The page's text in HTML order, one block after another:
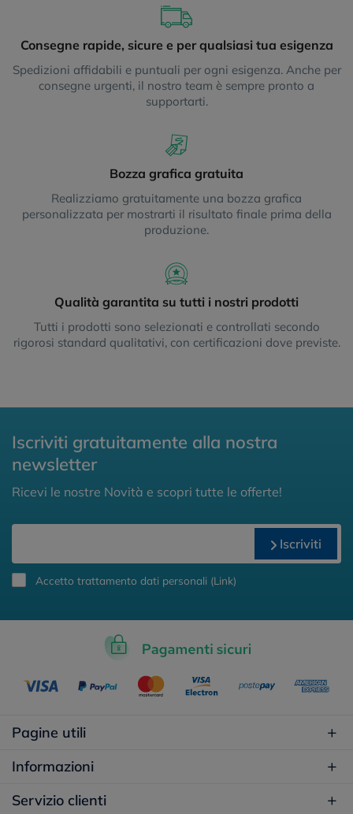
Consegne rapide, sicure e per qualsiasi tua esigenza
Spedizioni affidabili e puntuali per ogni esigenza. Anche per
consegne urgenti, il nostro team è sempre pronto a
supportarti.
Bozza grafica gratuita
Realizziamo gratuitamente una bozza grafica
personalizzata per mostrarti il risultato finale prima della
produzione.
Qualità garantita su tutti i nostri prodotti
Tutti i prodotti sono selezionati e controllati secondo
rigorosi standard qualitativi, con certificazioni dove previste.
Iscriviti gratuitamente alla nostra
newsletter
Ricevi le nostre Novità e scopri tutte le offerte!
Iscriviti
Accetto trattamento dati personali (Link)
Pagine utili
Informazioni
Servizio clienti